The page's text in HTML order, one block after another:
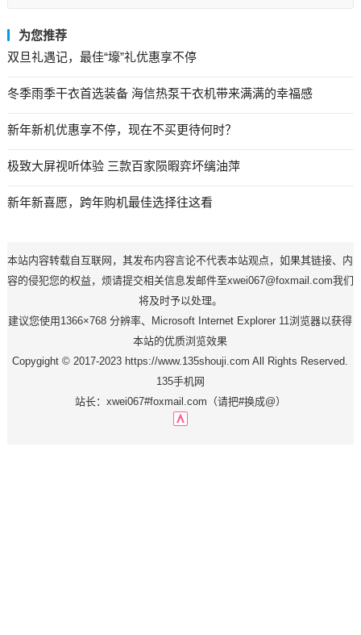
为您推荐
双旦礼遇记，最佳“壕”礼优惠享不停
冬季雨季干衣首选装备 海信热泵干衣机带来满满的幸福感
新年新机优惠享不停，现在不买更待何时？
极致大屏视听体验 三款百家陨暇弈坏缡油萍
新年新喜愿，跨年购机最佳选择往这看
本站内容转载自互联网，其发布内容言论不代表本站观点，如果其链接、内
容的侵犯您的权益，烦请提交相关信息发邮件至xwei067@foxmail.com我们
将及时予以处理。
建议您使用1366×768 分辨率、Microsoft Internet Explorer 11浏览器以获得
本站的优质浏览效果
Copygight © 2017-2023 https://www.135shouji.com All Rights Reserved.
135手机网
站长：xwei067#foxmail.com（请把#换成@）